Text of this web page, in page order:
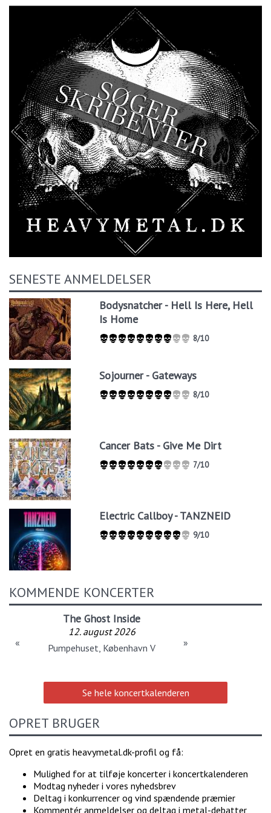
SENESTE ANMELDELSER
Bodysnatcher - Hell Is Here, Hell
Is Home
8/10
Sojourner - Gateways
8/10
Cancer Bats - Give Me Dirt
7/10
Electric Callboy - TANZNEID
9/10
KOMMENDE KONCERTER
Tailgunner
12. august 2026
Spillestedet Stengade, København N
« »
Se hele koncertkalenderen
OPRET BRUGER
Opret en gratis heavymetal.dk-profil og få:
Mulighed for at tilføje koncerter i koncertkalenderen
Modtag nyheder i vores nyhedsbrev
Deltag i konkurrencer og vind spændende præmier
Kommentér anmeldelser og deltag i metal-debatter